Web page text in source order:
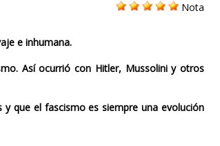
Nota
e inhumana.
Así ocurrió con Hitler, Mussolini y otros
que el fascismo es siempre una evolución